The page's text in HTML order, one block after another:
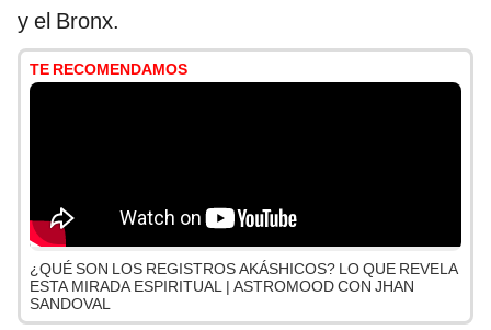
y el Bronx.
TE RECOMENDAMOS
¿QUÉ SON LOS REGISTROS AKÁSHICOS? LO QUE REVELA
ESTA MIRADA ESPIRITUAL | ASTROMOOD CON JHAN
SANDOVAL